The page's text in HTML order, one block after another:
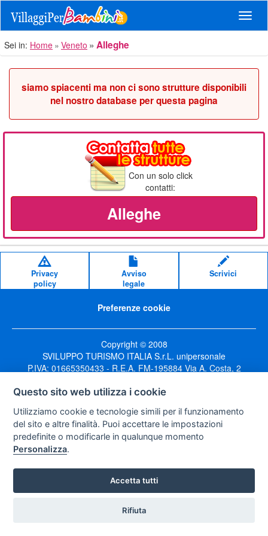
Sei in: Home Veneto Alleghe
siamo spiacenti ma non ci sono strutture disponibili
nel nostro database per questa pagina
Con un solo click
contatti:
Alleghe
Privacy
policy
Avviso
legale
Scrivici
Preferenze cookie
Copyright © 2008
SVILUPPO TURISMO ITALIA S.r.L. unipersonale
P.IVA: 01665350433 - R.E.A. FM-195884 Via A. Costa, 2
Questo sito web utilizza i cookie
Utilizziamo cookie e tecnologie simili per il funzionamento
del sito e altre finalità. Puoi accettare le impostazioni
predefinite o modificarle in qualunque momento
Personalizza.
Accetta tutti
Rifiuta